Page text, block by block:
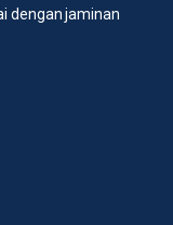
dengan jaminan